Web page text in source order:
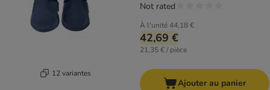
12 variantes
À l'unité44,18 €
42,69 €
21,35 € / pièce
Not rated
Ajouter au panier